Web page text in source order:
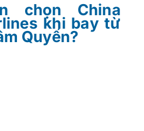
chọn China
khi bay từ
Quyến?